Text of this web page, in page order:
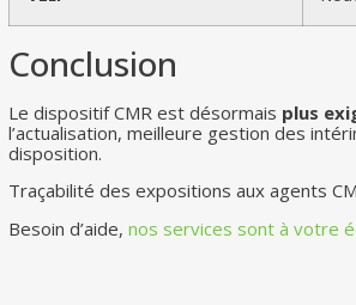
Conclusion
Le dispositif CMR est désormais plus
l’actualisation, meilleure gestion des
disposition.
Traçabilité des expositions aux agents
Besoin d’aide, nos services sont à votre